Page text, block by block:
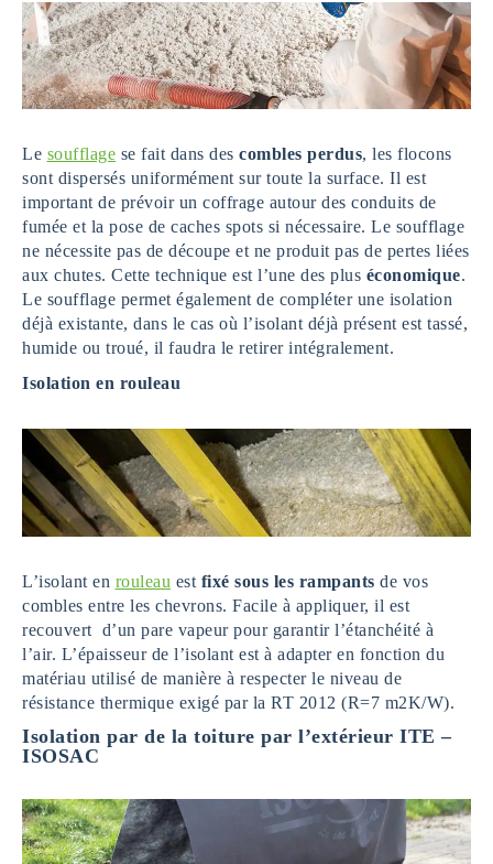
Le soufflage se fait dans des combles perdus, les flocons
sont dispersés uniformément sur toute la surface. Il est
important de prévoir un coffrage autour des conduits de
fumée et la pose de caches spots si nécessaire. Le soufflage
ne nécessite pas de découpe et ne produit pas de pertes liées
aux chutes. Cette technique est l’une des plus économique.
Le soufflage permet également de compléter une isolation
déjà existante, dans le cas où l’isolant déjà présent est tassé,
humide ou troué, il faudra le retirer intégralement.
Isolation en rouleau
L’isolant en rouleau est fixé sous les rampants de vos
combles entre les chevrons. Facile à appliquer, il est
recouvert d’un pare vapeur pour garantir l’étanchéité à
l’air. L’épaisseur de l’isolant est à adapter en fonction du
matériau utilisé de manière à respecter le niveau de
résistance thermique exigé par la RT 2012 (R=7 m2K/W).
Isolation par de la toiture par l’extérieur ITE –
ISOSAC